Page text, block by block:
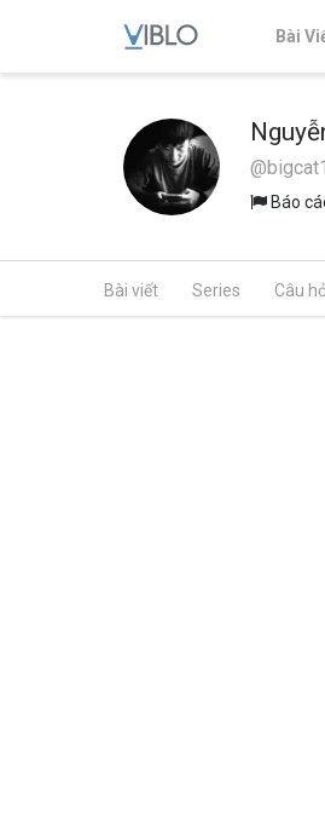
Bài
Báo
Bài viết Series Câu